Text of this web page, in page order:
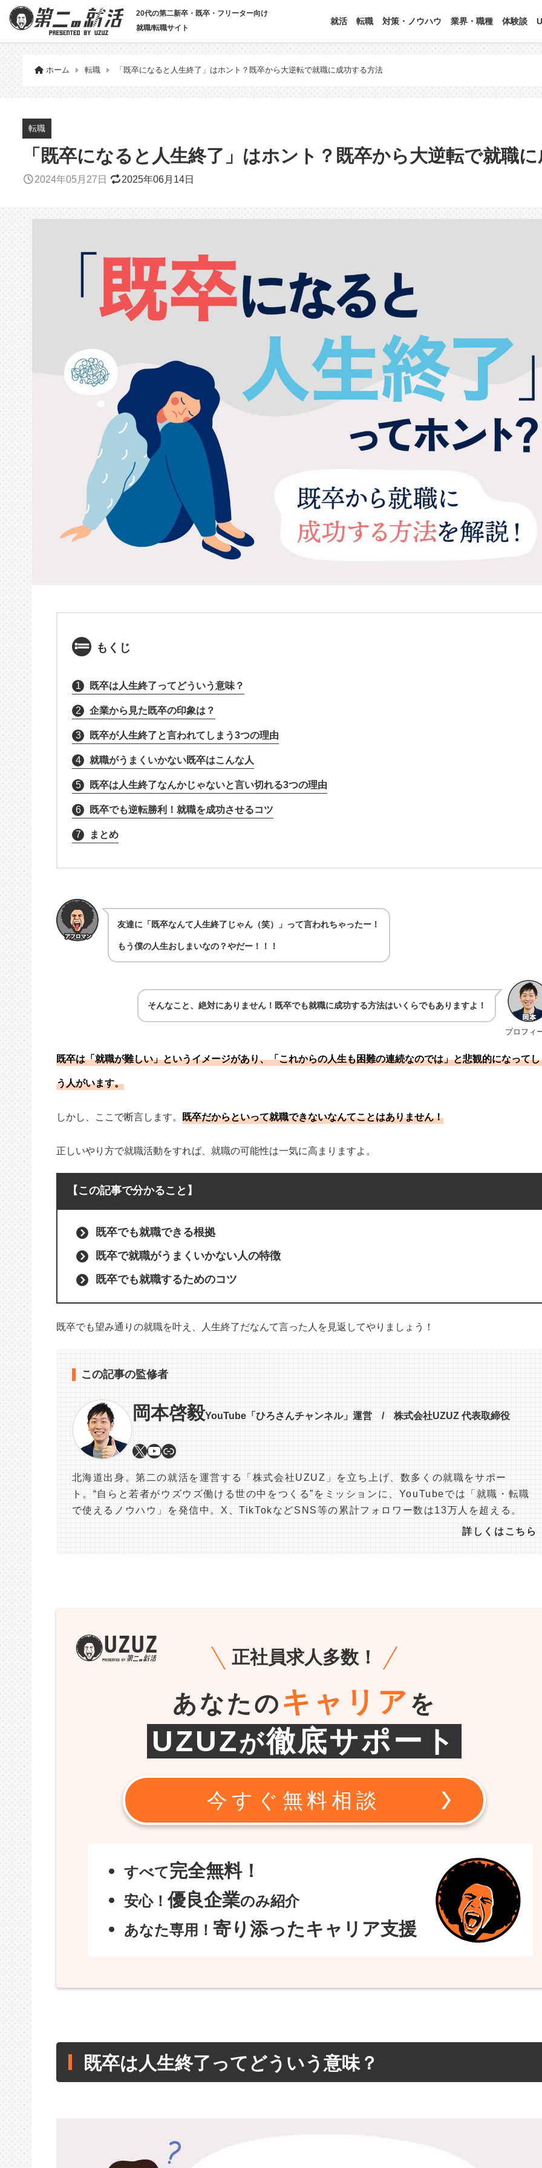
20代の第二新卒・既卒・フリーター向け
就職/転職サイト
就活 転職 対策・ノウハウ 業界・職種 体験談
ホーム 転職 「既卒になると人生終了」はホント？既卒から大逆転で就職に成功する方法
転職
「既卒になると人生終了」はホント？既卒から大逆転で就職
2024年05月27日 2025年06月14日
もくじ
1 既卒は人生終了ってどういう意味？
2 企業から見た既卒の印象は？
3 既卒が人生終了と言われてしまう3つの理由
4 就職がうまくいかない既卒はこんな人
5 既卒は人生終了なんかじゃないと言い切れる3つの理由
6 既卒でも逆転勝利！就職を成功させるコツ
7 まとめ
友達に「既卒なんて人生終了じゃん（笑）」って言われちゃったー！
もう僕の人生おしまいなの？やだー！！！
プロフィ
そんなこと、絶対にありません！既卒でも就職に成功する方法はいくらでもありますよ！
既卒は「就職が難しい」というイメージがあり、「これからの人生も困難の連続なのでは」と悲観的になってし
う人がいます。
しかし、ここで断言します。 既卒だからといって就職できないなんてことはありません！
正しいやり方で就職活動をすれば、就職の可能性は一気に高まりますよ。
【この記事で分かること】
既卒でも就職できる根拠
既卒で就職がうまくいかない人の特徴
既卒でも就職するためのコツ
既卒でも望み通りの就職を叶え、人生終了だなんて言った人を見返してやりましょう！
この記事の監修者
岡本啓毅YouTube「ひろさんチャンネル」運営 / 株式会社UZUZ 代表取締役
北海道出身。第二の就活を運営する「株式会社UZUZ」を立ち上げ、数多くの就職をサポー
ト。“自らと若者がウズウズ働ける世の中をつくる”をミッションに、YouTubeでは「就職・転職
で使えるノウハウ」を発信中。X、TikTokなどSNS等の累計フォロワー数は13万人を超える。
詳しくはこちら
正社員求人多数！
あなたの キャリア を
UZUZが徹底サポート
今すぐ無料相談
すべて完全無料！
安心！優良企業のみ紹介
あなた専用！ 寄り添ったキャリア支援
既卒は人生終了ってどういう意味？